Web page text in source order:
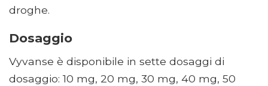
droghe.
Dosaggio
Vyvanse è disponibile in sette dosaggi di
dosaggio: 10 mg, 20 mg, 30 mg, 40 mg, 50